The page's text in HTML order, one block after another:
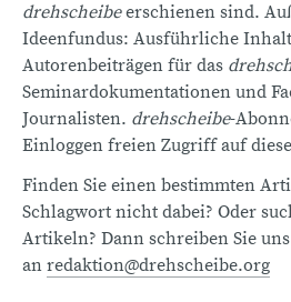
drehscheibeerschienen sind.
Ideenfundus: Ausführliche
Autorenbeiträgen für das
Seminardokumentationen und
Journalisten. drehscheibe-
Einloggen freien Zugriff auf
Finden Sie einen bestimmten
Schlagwort nicht dabei? Oder
Artikeln? Dann schreiben Sie
an redaktion@drehscheibe.org